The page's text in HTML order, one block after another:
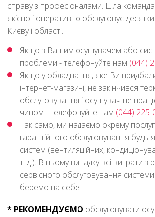
справу з професіоналами. Ціла
якісно і оперативно обслуговує
Києву і області.
Якщо з Вашим осушувачем або
проблеми - телефонуйте нам (044)
Якщо у обладнання, яке Ви
інтернет-магазині, не закінчився
обслуговування і осушувач не
чином - телефонуйте нам (044) 225-
Так само, ми надаємо окрему
гарантійного обслуговування будь-
систем (вентиляційних,
т. д.). В цьому випадку всі витрати з
сервісного обслуговування
беремо на себе.
* РЕКОМЕНДУЄМО обслуговувати